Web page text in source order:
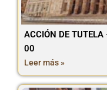
ACCIÓN DE
00
Leer más »